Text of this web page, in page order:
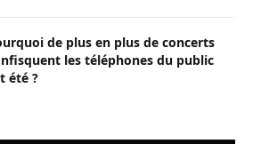
de plus en plus de concerts
les téléphones du public
été ?